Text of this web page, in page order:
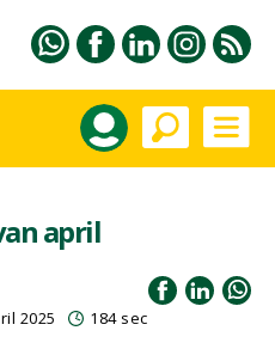
april
2025 184 sec